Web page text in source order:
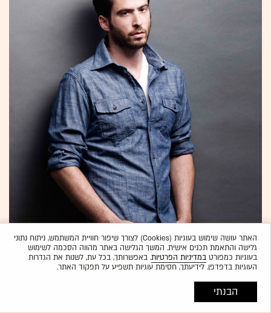
האתר עושה שימוש בעוגיות (Cookies) לצורך שיפור חוויית המשתמש, ניתוח נתוני
גלישה והתאמת תכנים אישית. המשך הגלישה באתר מהווה הסכמה לשימוש
בעוגיות כמפורטבמדיניות הפרטיות. באפשרותך, בכל עת, לשנות את הגדרות
העוגיות בדפדפן. לידיעתך, חסימת עוגיות תשפיע על תפקוד האתר.
הבנתי